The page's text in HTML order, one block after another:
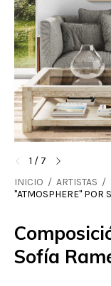
1 / 7
INICIO / ARTISTAS /
"ATMOSPHERE" POR
Sofía